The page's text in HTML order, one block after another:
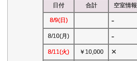
日付 合計 空室情報
8/9(日) -
8/10(月) -
8/11(火) ￥10,000 ×